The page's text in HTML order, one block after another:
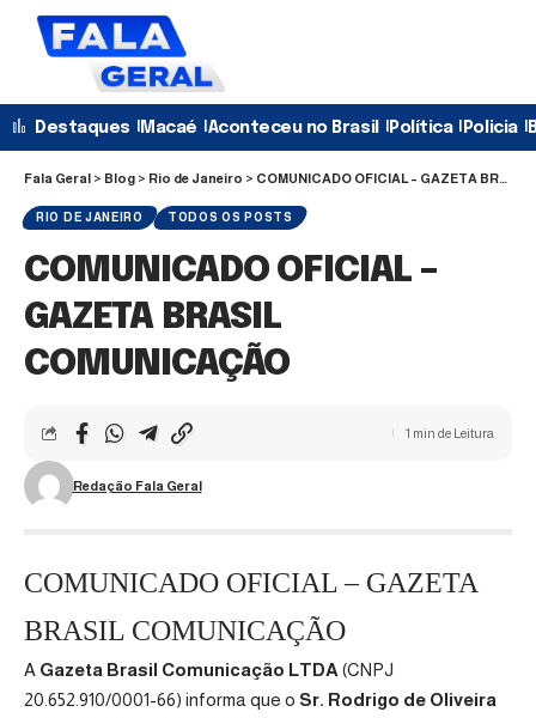
Destaques Macaé Aconteceu no Brasil Política Policia
Fala Geral > Blog > Rio de Janeiro > COMUNICADO OFICIAL – GAZETA BRASIL COMUNICAÇÃO
RIO DE JANEIRO TODOS OS POSTS
COMUNICADO OFICIAL –
GAZETA BRASIL
COMUNICAÇÃO
Redação Fala Geral
1 min de Leitura
COMUNICADO OFICIAL – GAZETA
BRASIL COMUNICAÇÃO
A Gazeta Brasil Comunicação LTDA (CNPJ
20.652.910/0001-66) informa que o Sr. Rodrigo de Oliveira